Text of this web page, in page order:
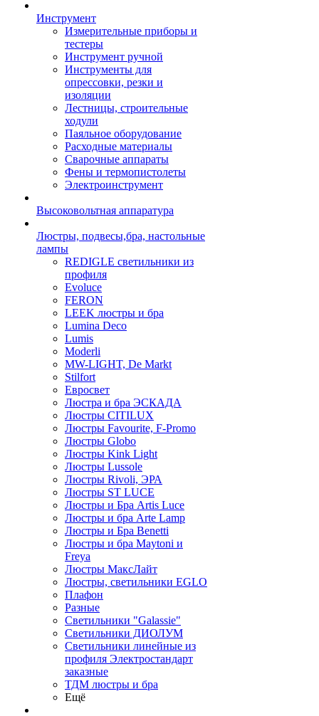
Инструмент
Измерительные приборы и
тестеры
Инструмент ручной
Инструменты для
опрессовки, резки и
изоляции
Лестницы, строительные
ходули
Паяльное оборудование
Расходные материалы
Сварочные аппараты
Фены и термопистолеты
Электроинструмент
Высоковольтная аппаратура
Люстры, подвесы,бра, настольные
лампы
REDIGLE светильники из
профиля
Evoluce
FERON
LEEK люстры и бра
Lumina Deco
Lumis
Moderli
MW-LIGHT, De Markt
Stilfort
Евросвет
Люстра и бра ЭСКАДА
Люстры CITILUX
Люстры Favourite, F-Promo
Люстры Globo
Люстры Kink Light
Люстры Lussole
Люстры Rivoli, ЭРА
Люстры ST LUCE
Люстры и Бра Artis Luce
Люстры и бра Arte Lamp
Люстры и Бра Benetti
Люстры и бра Maytoni и
Freya
Люстры МаксЛайт
Люстры, светильники EGLO
Плафон
Разные
Светильники "Galassie"
Светильники ДИОЛУМ
Светильники линейные из
профиля Электростандарт
заказные
ТДМ люстры и бра
Ещё